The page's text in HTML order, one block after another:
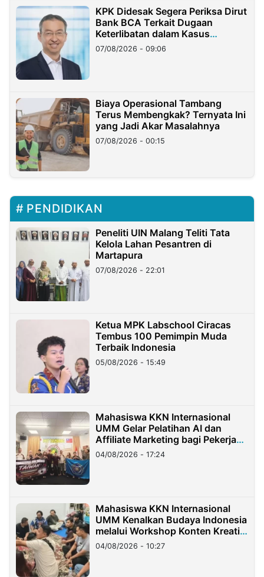
KPK Didesak Segera Periksa Dirut
Bank BCA Terkait Dugaan
Keterlibatan dalam Kasus
Hilangnya Dana Nasabah Rp2,58
Miliar
07/08/2026 - 09:06
Biaya Operasional Tambang
Terus Membengkak? Ternyata Ini
yang Jadi Akar Masalahnya
07/08/2026 - 00:15
PENDIDIKAN
Peneliti UIN Malang Teliti Tata
Kelola Lahan Pesantren di
Martapura
07/08/2026 - 22:01
Ketua MPK Labschool Ciracas
Tembus 100 Pemimpin Muda
Terbaik Indonesia
05/08/2026 - 15:49
Mahasiswa KKN Internasional
UMM Gelar Pelatihan AI dan
Affiliate Marketing bagi Pekerja
Migran Indonesia di Taiwan
04/08/2026 - 17:24
Mahasiswa KKN Internasional
UMM Kenalkan Budaya Indonesia
melalui Workshop Konten Kreatif
di Taiwan
04/08/2026 - 10:27